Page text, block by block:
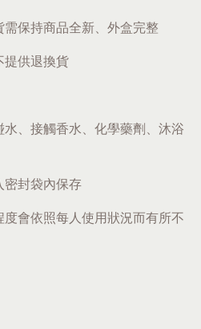
保持商品全新、外盒完整
供退換貨
、接觸香水、化學藥劑、沐浴
封袋內保存
會依照每人使用狀況而有所不